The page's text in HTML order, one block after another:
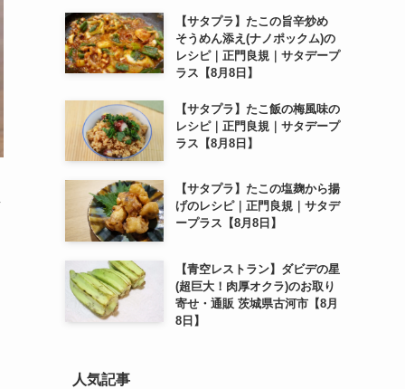
【サタプラ】たこの旨辛炒め
そうめん添え(ナノポックム)の
レシピ｜正門良規｜サタデープ
ラス【8月8日】
【サタプラ】たこ飯の梅風味の
レシピ｜正門良規｜サタデープ
ラス【8月8日】
【サタプラ】たこの塩麹から揚
げのレシピ｜正門良規｜サタデ
ープラス【8月8日】
【青空レストラン】ダビデの星
(超巨大！肉厚オクラ)のお取り
寄せ・通販 茨城県古河市【8月
8日】
人気記事